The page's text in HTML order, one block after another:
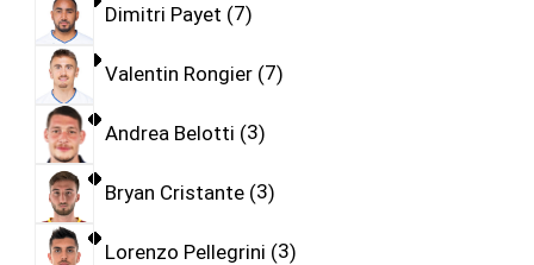
Dimitri Payet 7
Valentin Rongier 7
Andrea Belotti 3
Bryan Cristante 3
Lorenzo Pellegrini 3